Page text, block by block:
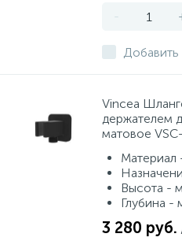
-
Vincea
держателем
матовое
Материал
Высота -
Глубина -
3 280 руб.